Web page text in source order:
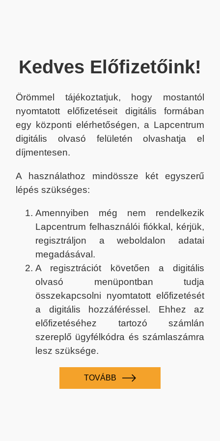
Kedves Előfizetőink!
Örömmel tájékoztatjuk, hogy mostantól
nyomtatott előfizetéseit digitális formában
egy központi elérhetőségen, a Lapcentrum
digitális olvasó felületén olvashatja el
díjmentesen.
A használathoz mindössze két egyszerű
lépés szükséges:
Amennyiben még nem rendelkezik
Lapcentrum felhasználói fiókkal, kérjük,
regisztráljon a weboldalon adatai
megadásával.
A regisztrációt követően a digitális
olvasó menüpontban tudja
összekapcsolni nyomtatott előfizetését
a digitális hozzáféréssel. Ehhez az
előfizetéséhez tartozó számlán
szereplő ügyfélkódra és számlaszámra
lesz szüksége.
TOVÁBB